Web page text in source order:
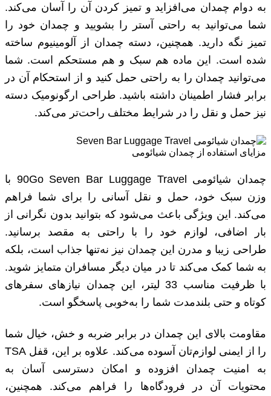
به دوام چمدان می‌افزاید و تمیز کردن آن را آسان می‌کند.
شما می‌توانید به راحتی آستر را بشویید و چمدان خود را
تمیز نگه دارید. همچنین، دسته چمدان از آلومینیوم ساخته
شده است. این ماده هم سبک و هم مستحکم است. شما
می‌توانید چمدان را به راحتی حمل کنید و از استحکام آن در
برابر فشار اطمینان داشته باشید. طراحی ارگونومیک دسته
نیز حمل و نقل را در شرایط مختلف راحت‌تر می‌کند.
مزایای استفاده از چمدان شیائومی
چمدان شیائومی 90Go Seven Bar Luggage Travel با
وزن سبک خود، حمل و نقل آسانی را برای شما فراهم
می‌کند. این ویژگی باعث می‌شود که بتوانید بدون نگرانی از
بار اضافی، لوازم خود را با راحتی به مقصد برسانید.
طراحی زیبا و مدرن این چمدان نیز نه‌تنها جذاب است، بلکه
به شما کمک می‌کند تا در میان دیگر مسافران متمایز شوید.
با ظرفیت مناسب 33 لیتر، این چمدان نیازهای سفرهای
کوتاه و حتی بلندمدت شما را به‌خوبی پاسخگو است.
مقاومت بالای این چمدان در برابر ضربه و خش، خیال شما
را از ایمنی لوازم‌تان آسوده می‌کند. علاوه بر این، قفل TSA
به امنیت چمدان افزوده و امکان دسترسی آسان به
محتویات آن در فرودگاه‌ها را فراهم می‌کند. همچنین،